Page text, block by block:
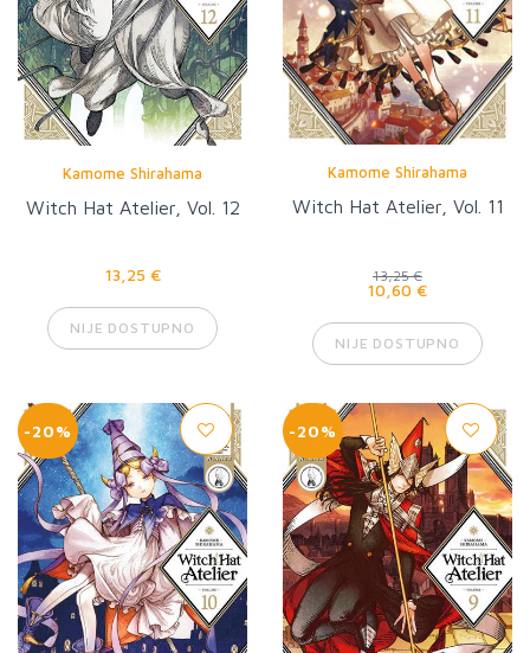
Kamome Shirahama
Witch Hat Atelier, Vol. 12
13,25 €
NIJE DOSTUPNO
Kamome Shirahama
Witch Hat Atelier, Vol. 11
13,25 €
10,60 €
NIJE DOSTUPNO
-20% -20%